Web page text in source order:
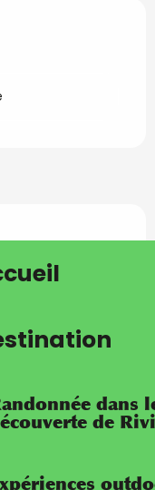
dans
de
2027